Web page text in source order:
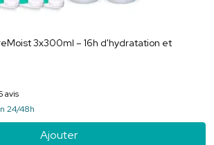
3x300ml – 16h d'hydratation et
avis
24/48h
Ajouter